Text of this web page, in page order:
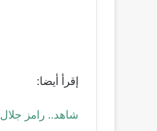
إقرأ أيضا:
شاهد.. رامز